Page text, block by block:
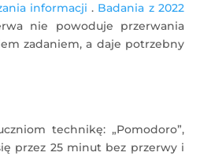
informacji . Badania z 2022
nie powoduje przerwania
zadaniem, a daje potrzebny
technikę: „Pomodoro”,
przez 25 minut bez przerwy i